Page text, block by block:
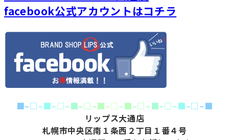
facebook公式アカウントはコチラ
■–□–■–□–■–□–■–□–■–□–■–□–■–□–■
リップス大通店
札幌市中央区南１条西２丁目１番４号